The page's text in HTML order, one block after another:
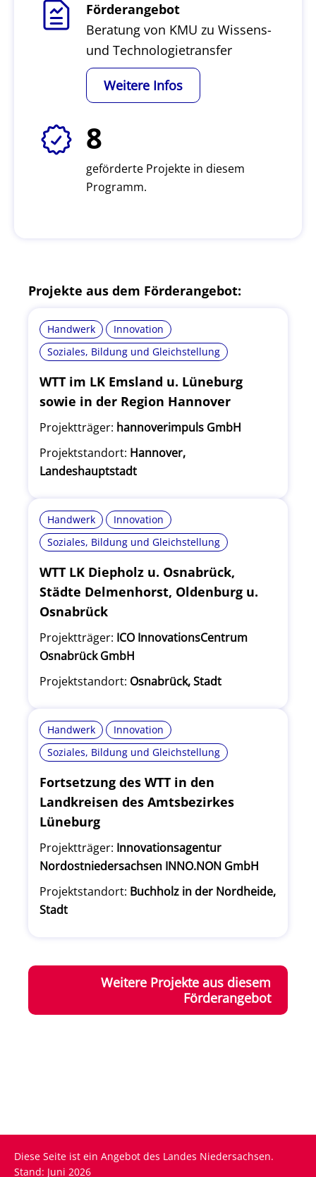
Förderangebot
Beratung von KMU zu Wissens-
und Technologietransfer
Weitere Infos
8
geförderte Projekte in diesem
Programm.
Projekte aus dem Förderangebot:
Handwerk
Innovation
Soziales, Bildung und Gleichstellung
WTT im LK Emsland u. Lüneburg
sowie in der Region Hannover
Projektträger: hannoverimpuls GmbH
Projektstandort: Hannover,
Landeshauptstadt
Handwerk
Innovation
Soziales, Bildung und Gleichstellung
WTT LK Diepholz u. Osnabrück,
Städte Delmenhorst, Oldenburg u.
Osnabrück
Projektträger: ICO InnovationsCentrum
Osnabrück GmbH
Projektstandort: Osnabrück, Stadt
Handwerk
Innovation
Soziales, Bildung und Gleichstellung
Fortsetzung des WTT in den
Landkreisen des Amtsbezirkes
Lüneburg
Projektträger: Innovationsagentur
Nordostniedersachsen INNO.NON GmbH
Projektstandort: Buchholz in der Nordheide,
Stadt
Weitere Projekte aus diesem
Förderangebot
Diese Seite ist ein Angebot des Landes Niedersachsen.
Stand: Juni 2026